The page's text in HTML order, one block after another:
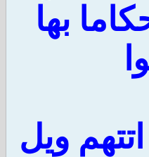
بها
ويل